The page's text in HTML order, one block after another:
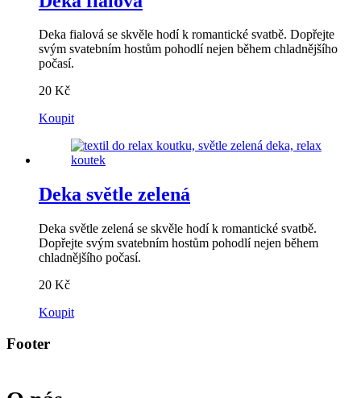
Deka fialová se skvěle hodí k romantické svatbě. Dopřejte
svým svatebním hostům pohodlí nejen během chladnějšího
počasí.
20 Kč
Koupit
Deka světle zelená
Deka světle zelená se skvěle hodí k romantické svatbě.
Dopřejte svým svatebním hostům pohodlí nejen během
chladnějšího počasí.
20 Kč
Koupit
Footer